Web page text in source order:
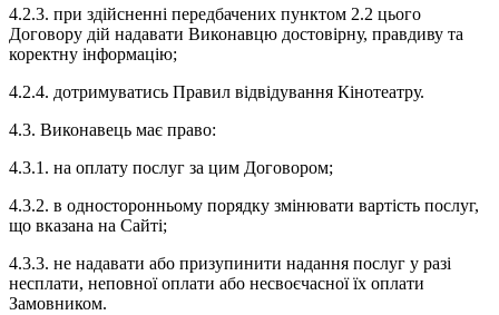
4.2.3. при здійсненні передбачених пунктом 2.2 цього
Договору дій надавати Виконавцю достовірну, правдиву та
коректну інформацію;
4.2.4. дотримуватись Правил відвідування Кінотеатру.
4.3. Виконавець має право:
4.3.1. на оплату послуг за цим Договором;
4.3.2. в односторонньому порядку змінювати вартість послуг,
що вказана на Сайті;
4.3.3. не надавати або призупинити надання послуг у разі
несплати, неповної оплати або несвоєчасної їх оплати
Замовником.